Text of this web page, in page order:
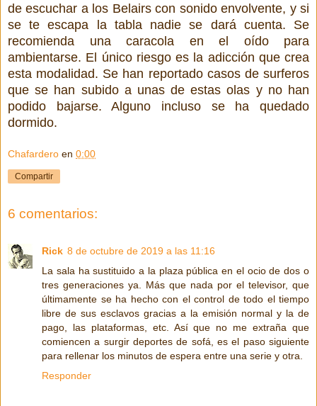
de escuchar a los Belairs con sonido envolvente, y si
se te escapa la tabla nadie se dará cuenta. Se
recomienda una caracola en el oído para
ambientarse. El único riesgo es la adicción que crea
esta modalidad. Se han reportado casos de surferos
que se han subido a unas de estas olas y no han
podido bajarse. Alguno incluso se ha quedado
dormido.
Chafardero en 0:00
Compartir
6 comentarios:
Rick 8 de octubre de 2019 a las 11:16
La sala ha sustituido a la plaza pública en el ocio de dos o
tres generaciones ya. Más que nada por el televisor, que
últimamente se ha hecho con el control de todo el tiempo
libre de sus esclavos gracias a la emisión normal y la de
pago, las plataformas, etc. Así que no me extraña que
comiencen a surgir deportes de sofá, es el paso siguiente
para rellenar los minutos de espera entre una serie y otra.
Responder